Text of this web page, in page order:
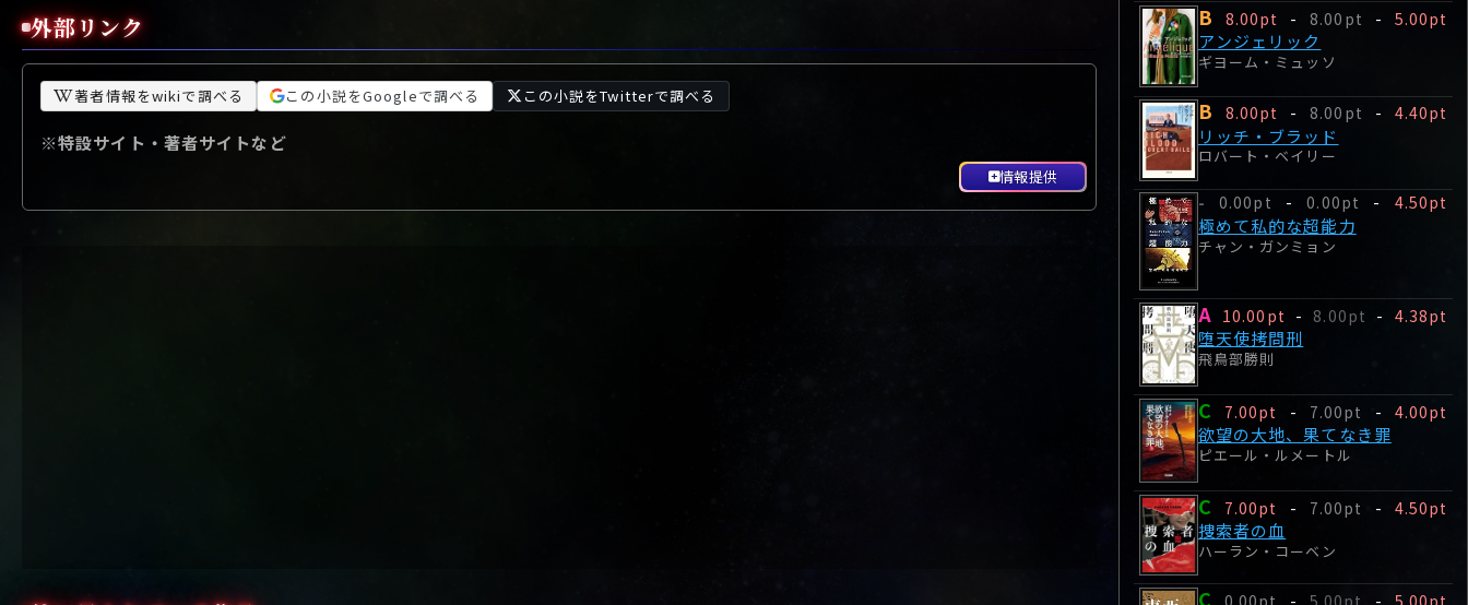
外部リンク
著者情報をwikiで調べる この小説をGoogleで調べる この小説をTwitterで調べる
※特設サイト・著者サイトなど
情報提供
B 8.00pt - 8.00pt - 5.00pt
アンジェリック
ギヨーム・ミュッソ
B 8.00pt - 8.00pt - 4.40pt
リッチ・ブラッド
ロバート・ベイリー
- 0.00pt - 0.00pt - 4.50pt
極めて私的な超能力
チャン・ガンミョン
A 10.00pt - 8.00pt - 4.38pt
堕天使拷問刑
飛鳥部勝則
C 7.00pt - 7.00pt - 4.00pt
欲望の大地、果てなき罪
ピエール・ルメートル
C 7.00pt - 7.00pt - 4.50pt
捜索者の血
ハーラン・コーベン
C 0.00pt - 5.00pt - 5.00pt